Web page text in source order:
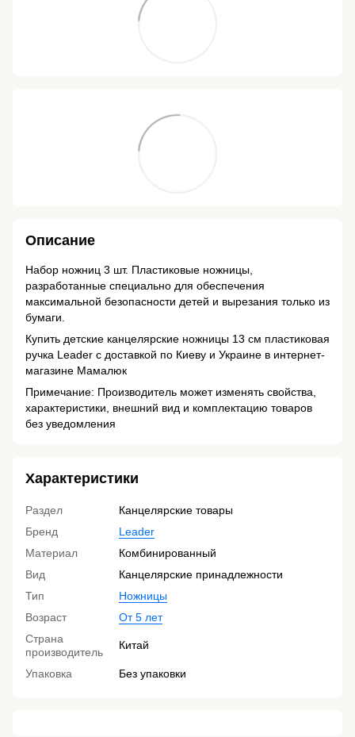
Описание
Набор ножниц 3 шт. Пластиковые ножницы,
разработанные специально для обеспечения
максимальной безопасности детей и вырезания только из
бумаги.
Купить детские канцелярские ножницы 13 см пластиковая
ручка Leader с доставкой по Киеву и Украине в интернет-
магазине Мамалюк
Примечание: Производитель может изменять свойства,
характеристики, внешний вид и комплектацию товаров
без уведомления
Характеристики
Раздел
Канцелярские товары
Бренд
Leader
Материал
Комбинированный
Вид
Канцелярские принадлежности
Тип
Ножницы
Возраст
От 5 лет
Страна
производитель
Китай
Упаковка Без упаковки